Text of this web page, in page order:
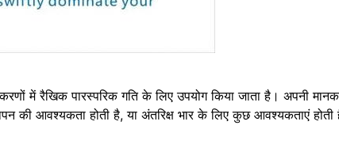
में रैखिक पारस्परिक गति के लिए उपयोग किया जाता है। अपनी
की आवश्यकता होती है, या अंतरिक्ष भार के लिए कुछ आवश्यकताएं होती